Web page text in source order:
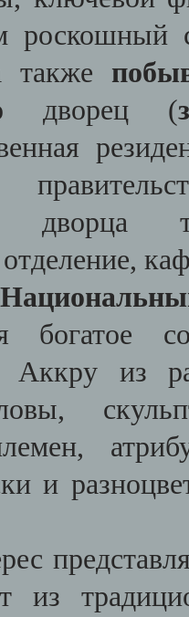
роскошный
также
дворец (
дворца
богатое
Аккру из
и
из